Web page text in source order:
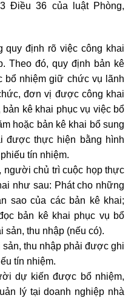
Điều 36 của luật Phòng,
quy định rõ việc công khai
Theo đó, quy định bản kê
nhiệm giữ chức vụ lãnh
đơn vị được công khai
kê khai phục vụ việc bổ
hoặc bản kê khai bổ sung
được thực hiện bằng hình
tín nhiệm.
người chủ trì cuộc họp thực
như sau: Phát cho những
sao của các bản kê khai;
bản kê khai phục vụ bổ
sản, thu nhập (nếu có).
thu nhập phải được ghi
tín nhiệm.
dự kiến được bổ nhiệm,
lý tại doanh nghiệp nhà